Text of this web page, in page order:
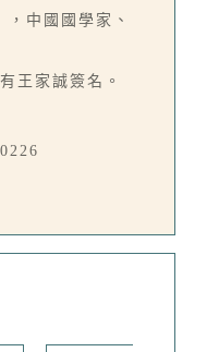
中國國學家、
王家誠簽名。